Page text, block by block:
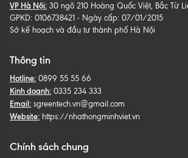
VP Hà Nội: 30 ngõ 210 Hoàng Quốc Việt, Bắc Từ
GPKD: 0106738421 - Ngày cấp: 07/01/2015
Sở kế hoạch và đầu tư thành phố Hà Nội
Thông tin
Hotline: 0899 55 55 66
Kinh doanh: 0335 234 333
Email: sgreentech.vn@gmail.com
Website: https://nhathongminhviet.vn
Chính sách chung